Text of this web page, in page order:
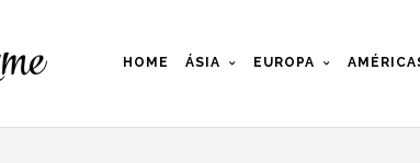
HOME ÁSIA EUROPA